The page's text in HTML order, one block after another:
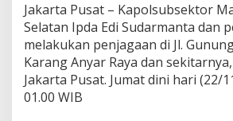
Jakarta Pusat – Kapolsubsektor
Selatan Ipda Edi Sudarmanta dan
melakukan penjagaan di Jl.
Karang Anyar Raya dan
Jakarta Pusat. Jumat dini hari (22/
01.00 WIB